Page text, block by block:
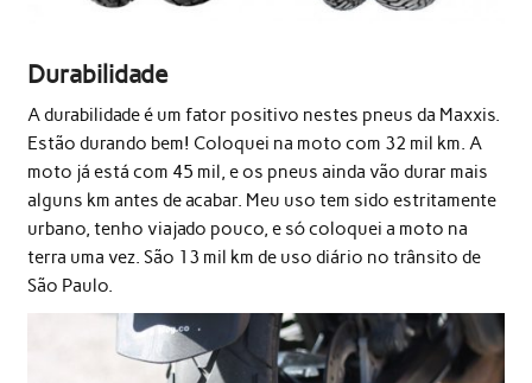
Durabilidade
A durabilidade é um fator positivo nestes pneus da Maxxis.
Estão durando bem! Coloquei na moto com 32 mil km. A
moto já está com 45 mil, e os pneus ainda vão durar mais
alguns km antes de acabar. Meu uso tem sido estritamente
urbano, tenho viajado pouco, e só coloquei a moto na
terra uma vez. São 13 mil km de uso diário no trânsito de
São Paulo.